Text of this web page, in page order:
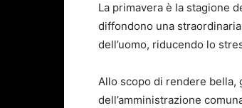
La primavera è la stagione
diffondono una
dell’uomo, riducendo lo
Allo scopo di rendere bella,
dell’amministrazione